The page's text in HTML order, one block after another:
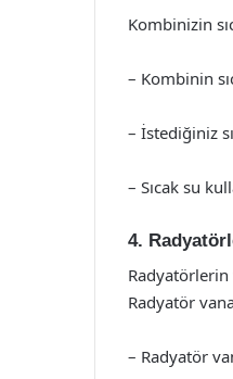
Kombinizin
– Kombinin
– İstediğiniz
– Sıcak su
4.
Radyatör
– Radyatör